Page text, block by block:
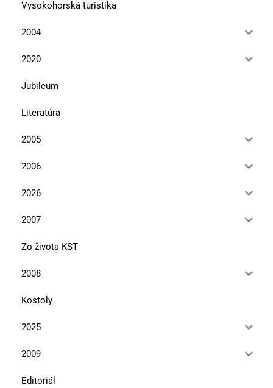
Vysokohorská turistika
2004
2020
Jubileum
Literatúra
2005
2006
2026
2007
Zo života KST
2008
Kostoly
2025
2009
Editoriál